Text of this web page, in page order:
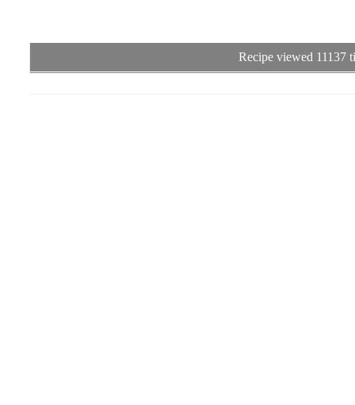
Recipe viewed 11137